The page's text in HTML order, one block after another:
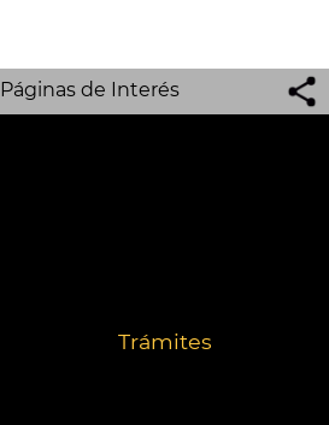
Páginas de Interés
Trámites